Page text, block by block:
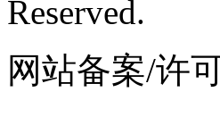
Reserved.
网站备案/许